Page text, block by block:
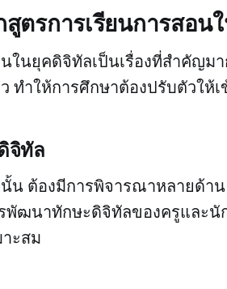
ตรการเรียนการสอน
นยุคดิจิทัลเป็นเรื่องที่สำคัญมา
ทำให้การศึกษาต้องปรับตัวให้
จิทัล
น ต้องมีการพิจารณาหลายด้าน
พัฒนาทักษะดิจิทัลของครูและนั
ะสม